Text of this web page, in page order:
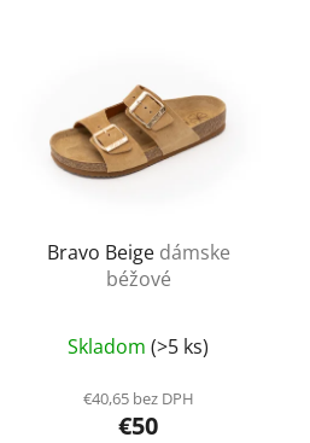
Bravo Beige dámske
béžové
hodnotenie
produktu
je
Skladom (>5 ks)
€40,65 bez DPH
€50